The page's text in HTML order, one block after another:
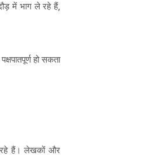
में भाग ले रहे हैं,
हो सकता
रहे हैं। लेखकों और